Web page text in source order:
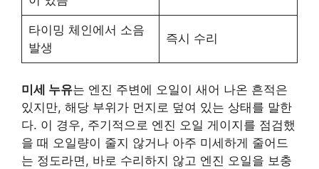
타이밍 체인에서 소음
발생
즉시 수리
미세 누유는 엔진 주변에 오일이 새어 나온 흔적은
있지만, 해당 부위가 먼지로 덮여 있는 상태를 말한
다. 이 경우, 주기적으로 엔진 오일 게이지를 점검했
을 때 오일량이 줄지 않거나 아주 미세하게 줄어드
는 정도라면, 바로 수리하지 않고 엔진 오일을 보충